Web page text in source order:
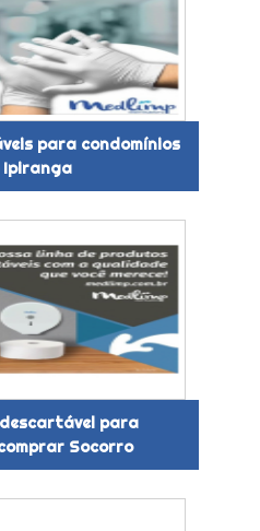
para condomínios
Ipiranga
para
Socorro